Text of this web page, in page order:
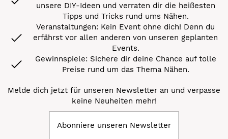
unsere DIY-Ideen und verraten dir die heißesten
Tipps und Tricks rund ums Nähen.
Veranstaltungen: Kein Event ohne dich! Denn du
erfährst vor allen anderen von unseren geplanten
Events.
Gewinnspiele: Sichere dir deine Chance auf tolle
Preise rund um das Thema Nähen.
Melde dich jetzt für unseren Newsletter an und verpasse
keine Neuheiten mehr!
Abonniere unseren Newsletter